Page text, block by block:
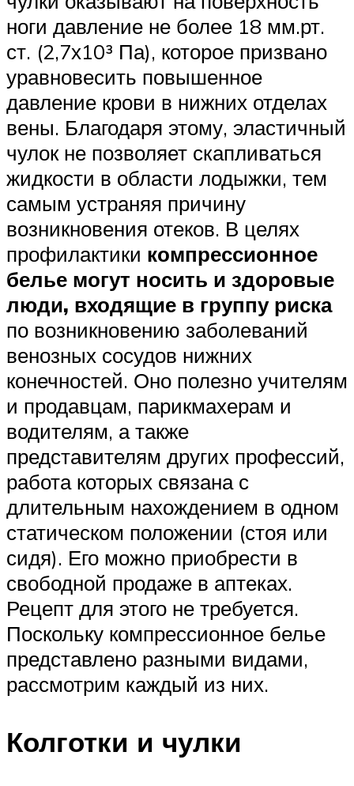
ноги давление не более 18 мм.рт.
ст. (2,7х10³ Па), которое призвано
уравновесить повышенное
давление крови в нижних отделах
вены. Благодаря этому, эластичный
чулок не позволяет скапливаться
жидкости в области лодыжки, тем
самым устраняя причину
возникновения отеков. В целях
профилактики компрессионное
белье могут носить и здоровые
люди, входящие в группу риска
по возникновению заболеваний
венозных сосудов нижних
конечностей. Оно полезно учителям
и продавцам, парикмахерам и
водителям, а также
представителям других профессий,
работа которых связана с
длительным нахождением в одном
статическом положении (стоя или
сидя). Его можно приобрести в
свободной продаже в аптеках.
Рецепт для этого не требуется.
Поскольку компрессионное белье
представлено разными видами,
рассмотрим каждый из них.
Колготки и чулки